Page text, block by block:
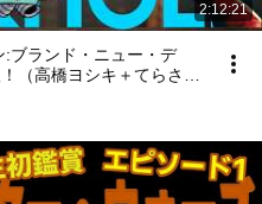
2:12:21
ブランド・ニュー・デ
（高橋ヨシキ＋てらさわ